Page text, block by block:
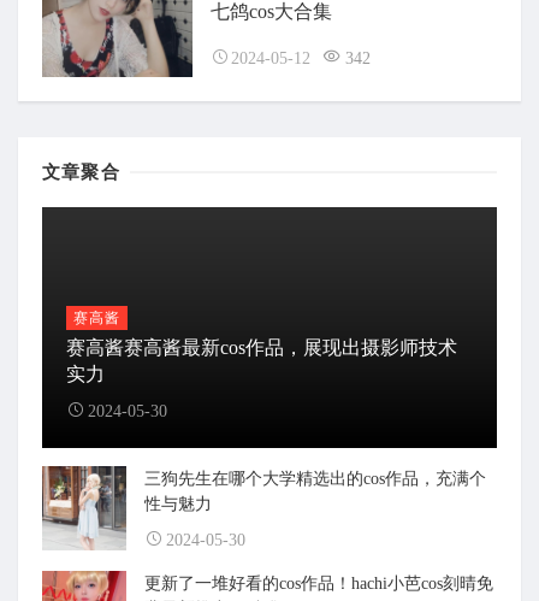
七鸽cos大合集
2024-05-12 342
文章聚合
赛高酱
赛高酱赛高酱最新cos作品，展现出摄影师技术
实力
2024-05-30
三狗先生在哪个大学精选出的cos作品，充满个
性与魅力
2024-05-30
更新了一堆好看的cos作品！hachi小芭cos刻晴免